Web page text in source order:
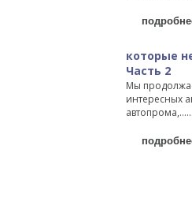
которые
Часть 2
Мы
интересных
автопрома,…...